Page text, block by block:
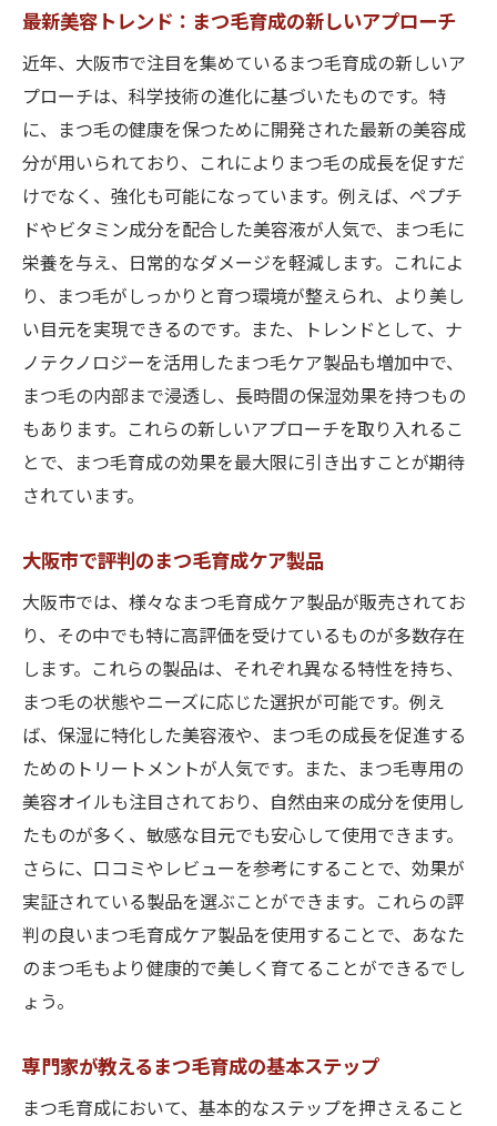
特集
駅チカの便利なまつ毛育成サロン
夜間営業で通いやすい大阪市内のサロン
初回割引が魅力のまつ毛育成サロン
プライベート感たっぷりの人気サロン
口コミで評判の高い大阪市内のサロン
まつ毛育成に特化した大阪市の専門サロン
大阪市でまつ毛育成を成功させるためのポイン
ト
正しいまつ毛育成のためのスケジュール作
り
まつ毛のダメージを防ぐケア方法
専門家に相談する重要性とそのメリット
自分に合ったまつ毛育成プランの選び方
効果を実感するための継続的なケア
まつ毛の健康と美しさを保つ大阪市の専門店ガ
イド
高品質のまつ毛ケア製品を扱う専門店
高度な技術を持つスタッフがいる店舗
まつ毛ケアと一緒に受けられるサービス
大阪市内のリピーターが多い専門店
まつ毛の健康を重視したケアプログラム
特別なイベントやキャンペーン情報
理想のまつ毛を手に入れるための大阪市内のサ
ロン紹介
初心者におすすめのまつ毛育成サロン
施術前後のケアが充実しているサロン
まつ毛育成のためのカウンセリングが丁寧
最新美容トレンド：まつ毛育成の新しいアプローチ
近年、大阪市で注目を集めているまつ毛育成の新しいア
プローチは、科学技術の進化に基づいたものです。特
に、まつ毛の健康を保つために開発された最新の美容成
分が用いられており、これによりまつ毛の成長を促すだ
けでなく、強化も可能になっています。例えば、ペプチ
ドやビタミン成分を配合した美容液が人気で、まつ毛に
栄養を与え、日常的なダメージを軽減します。これによ
り、まつ毛がしっかりと育つ環境が整えられ、より美し
い目元を実現できるのです。また、トレンドとして、ナ
ノテクノロジーを活用したまつ毛ケア製品も増加中で、
まつ毛の内部まで浸透し、長時間の保湿効果を持つもの
もあります。これらの新しいアプローチを取り入れるこ
とで、まつ毛育成の効果を最大限に引き出すことが期待
されています。
大阪市で評判のまつ毛育成ケア製品
大阪市では、様々なまつ毛育成ケア製品が販売されてお
り、その中でも特に高評価を受けているものが多数存在
します。これらの製品は、それぞれ異なる特性を持ち、
まつ毛の状態やニーズに応じた選択が可能です。例え
ば、保湿に特化した美容液や、まつ毛の成長を促進する
ためのトリートメントが人気です。また、まつ毛専用の
美容オイルも注目されており、自然由来の成分を使用し
たものが多く、敏感な目元でも安心して使用できます。
さらに、口コミやレビューを参考にすることで、効果が
実証されている製品を選ぶことができます。これらの評
判の良いまつ毛育成ケア製品を使用することで、あなた
のまつ毛もより健康的で美しく育てることができるでし
ょう。
専門家が教えるまつ毛育成の基本ステップ
まつ毛育成において、基本的なステップを押さえること